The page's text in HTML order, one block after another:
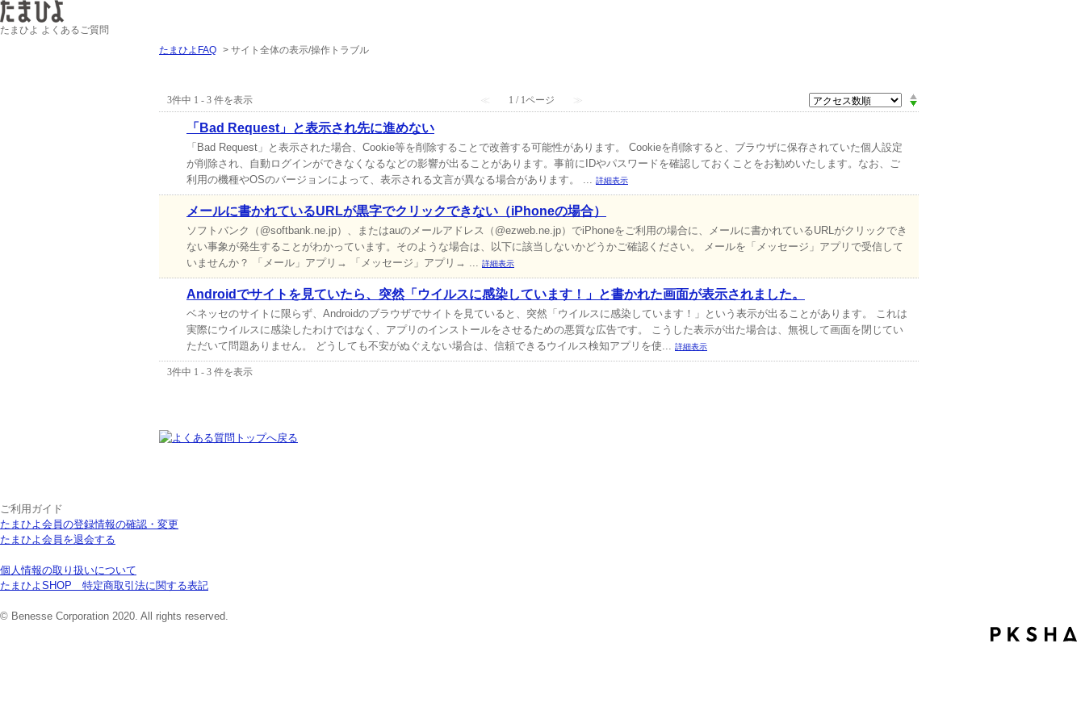
たまひよ よくあるご質問
たまひよFAQ > サイト全体の表示/操作トラブル
3件中 1 - 3 件を表示 ≪ 1 / 1ページ ≫
「Bad Request」と表示され先に進めない
「Bad Request」と表示された場合、Cookie等を削除することで改善する可能性があります。 Cookieを削除すると、ブラウザに保存されていた個人設定
が削除され、自動ログインができなくなるなどの影響が出ることがあります。事前にIDやパスワードを確認しておくことをお勧めいたします。なお、ご
利用の機種やOSのバージョンによって、表示される文言が異なる場合があります。 ... 詳細表示
メールに書かれているURLが黒字でクリックできない（iPhoneの場合）
ソフトバンク（@softbank.ne.jp）、またはauのメールアドレス（@ezweb.ne.jp）でiPhoneをご利用の場合に、メールに書かれているURLがクリックでき
ない事象が発生することがわかっています。そのような場合は、以下に該当しないかどうかご確認ください。 メールを「メッセージ」アプリで受信して
いませんか？ 「メール」アプリ→ 「メッセージ」アプリ→ ... 詳細表示
Androidでサイトを見ていたら、突然「ウイルスに感染しています！」と書かれた画面が表示されました。
ベネッセのサイトに限らず、Androidのブラウザでサイトを見ていると、突然「ウイルスに感染しています！」という表示が出ることがあります。 これは
実際にウイルスに感染したわけではなく、アプリのインストールをさせるための悪質な広告です。 こうした表示が出た場合は、無視して画面を閉じてい
ただいて問題ありません。 どうしても不安がぬぐえない場合は、信頼できるウイルス検知アプリを使... 詳細表示
3件中 1 - 3 件を表示
ご利用ガイド
たまひよ会員の登録情報の確認・変更
たまひよ会員を退会する
個人情報の取り扱いについて
たまひよSHOP 特定商取引法に関する表記
© Benesse Corporation 2020. All rights reserved.